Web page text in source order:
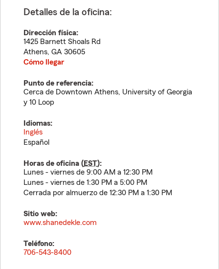
Detalles de la oficina:
Dirección física:
1425 Barnett Shoals Rd
Athens, GA 30605
Cómo llegar
Punto de referencia:
Cerca de Downtown Athens, University of Georgia
y 10 Loop
Idiomas:
Inglés
Español
Horas de oficina (EST):
Lunes - viernes de 9:00 AM a 12:30 PM
Lunes - viernes de 1:30 PM a 5:00 PM
Cerrada por almuerzo de 12:30 PM a 1:30 PM
Sitio web:
www.shanedekle.com
Teléfono:
706-543-8400